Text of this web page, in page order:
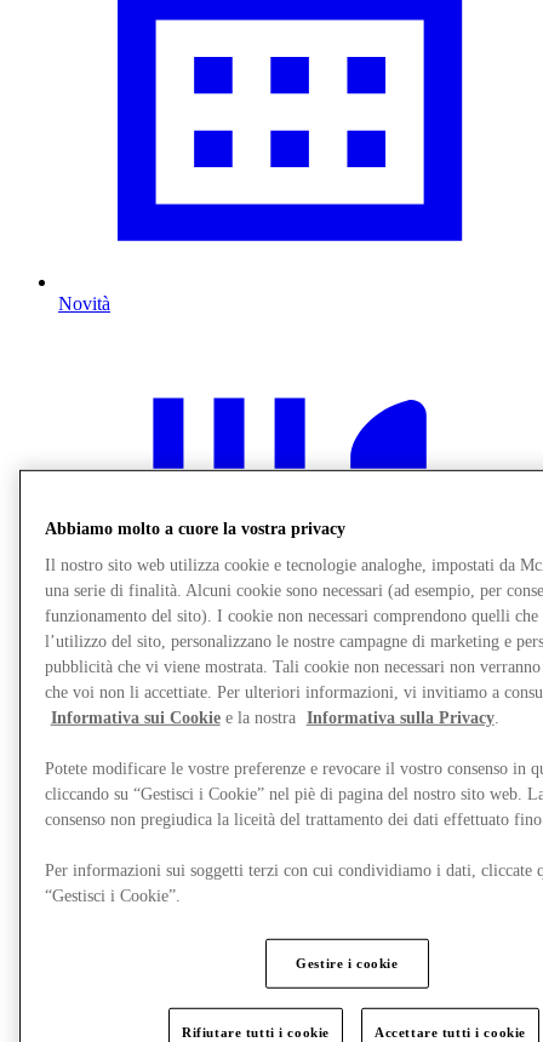
Novità
Ristoranti
Gift Cards
Abbiamo molto a cuore la vostra privacy
Il nostro sito web utilizza cookie e tecnologie analoghe, impostati da
una serie di finalità. Alcuni cookie sono necessari (ad esempio, per
funzionamento del sito). I cookie non necessari comprendono quelli che
l’utilizzo del sito, personalizzano le nostre campagne di marketing e
pubblicità che vi viene mostrata. Tali cookie non necessari non
che voi non li accettiate. Per ulteriori informazioni, vi invitiamo a
Informativa sui Cookiee la nostra Informativa sulla Privacy.
Potete modificare le vostre preferenze e revocare il vostro consenso in
cliccando su “Gestisci i Cookie” nel piè di pagina del nostro sito web.
consenso non pregiudica la liceità del trattamento dei dati effettuato
Per informazioni sui soggetti terzi con cui condividiamo i dati, cliccate
“Gestisci i Cookie”.
Gestire i cookie
Rifiutare tutti i cookie Accettare tutti i cookie